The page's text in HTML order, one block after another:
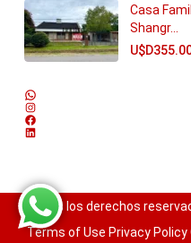
Casa
Shangr...
WhatsApp
Instagram
Facebook
LinkedIn
Todos los derechos
Terms of Use Privacy Policy